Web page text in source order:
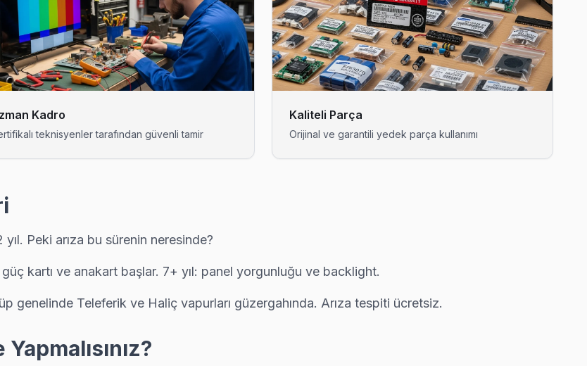
soruyor? "Ne kadar sürer?" — çoğu Rowenta arızasını aynı günde tamamlıyoruz.
kalite kontrolü yapıyoruz: 48 saatlik izleme, sorun çıkarsa ücretsiz ikinci ziyaret.
telefon danışmanlığıyla sorunu yönlendiriyoruz, gereksiz ev ziyareti yapmıyoruz.
led şeridi veya LVDS kablo arızası oluşturuyor. Eyüp ekibimiz bu arızayı yerinde çözüyor.
çünkü Eyüp genelinde 6 ay işçilik garantisi ve orijinal parça taahhüdü veriyoruz.
Kadro
teknisyenler tarafından güvenli tamir
Kaliteli Parça
Orijinal ve garantili yedek parça kullanımı
Peki arıza bu sürenin neresinde?
kartı ve anakart başlar. 7+ yıl: panel yorgunluğu ve backlight.
genelinde Teleferik ve Haliç vapurları güzergahında. Arıza tespiti ücretsiz.